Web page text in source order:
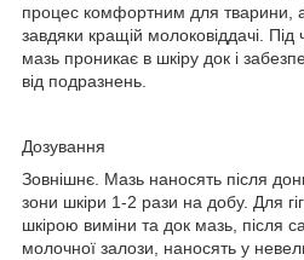
процес комфортним для тварини,
завдяки кращій молоковіддачі. Під
мазь проникає в шкіру док і
від подразнень.
Дозування
Зовнішнє. Мазь наносять після
зони шкіри 1-2 рази на добу. Для
шкірою виміни та док мазь, після
молочної залози, наносять у